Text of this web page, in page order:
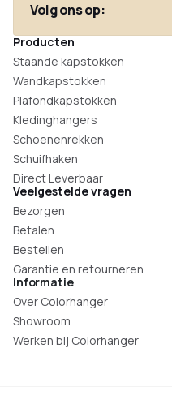
Volg ons op:
Producten
Staande kapstokken
Wandkapstokken
Plafondkapstokken
Kledinghangers
Schoenenrekken
Schuifhaken
Direct Leverbaar
Veelgestelde vragen
Bezorgen
Betalen
Bestellen
Garantie en retourneren
Informatie
Over Colorhanger
Showroom
Werken bij Colorhanger